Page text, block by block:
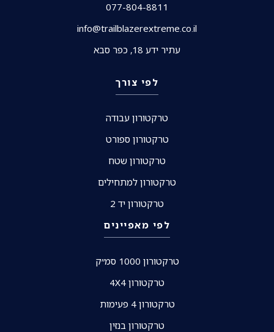
077-804-8811
info@trailblazerextreme.co.il
עתיר ידע 18, כפר סבא
לפי צורך
טרקטורון עבודה
טרקטורון ספורט
טרקטורון שטח
טרקטורון למתחילים
טרקטורון יד 2
לפי מאפיינים
טרקטורון 1000 סמ״ק
טרקטורון 4X4
טרקטורון 4 פעימות
טרקטורון בנזין